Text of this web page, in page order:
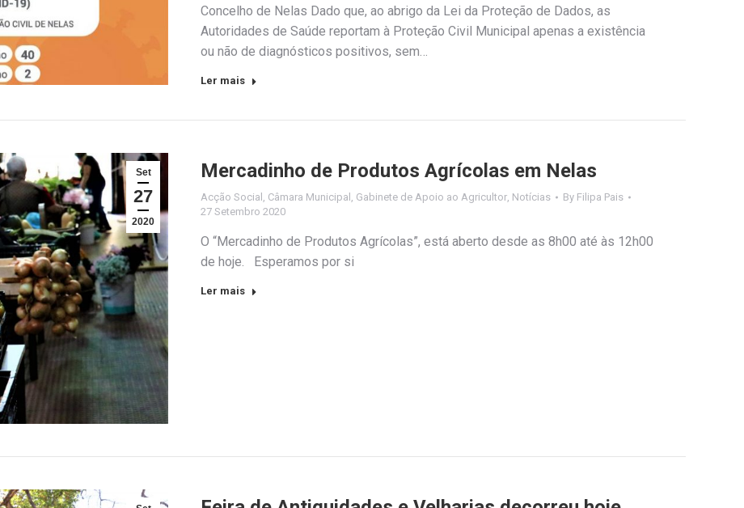
Concelho de Nelas Dado que, ao abrigo da Lei da Proteção de Dados, as
Autoridades de Saúde reportam à Proteção Civil Municipal apenas a existência
ou não de diagnósticos positivos, sem…
Ler mais
Set
27
2020
Mercadinho de Produtos Agrícolas em Nelas
Acção Social Câmara Municipal Gabinete de Apoio ao Agricultor Notícias By Filipa Pais
27 Setembro 2020
O “Mercadinho de Produtos Agrícolas”, está aberto desde as 8h00 até às 12h00
de hoje. Esperamos por si
Ler mais